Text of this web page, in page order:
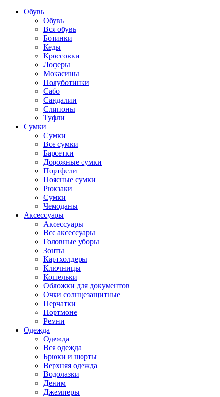
Обувь
Обувь
Вся обувь
Ботинки
Кеды
Кроссовки
Лоферы
Мокасины
Полуботинки
Сабо
Сандалии
Слипоны
Туфли
Сумки
Сумки
Все сумки
Барсетки
Дорожные сумки
Портфели
Поясные сумки
Рюкзаки
Сумки
Чемоданы
Аксессуары
Аксессуары
Все аксессуары
Головные уборы
Зонты
Картхолдеры
Ключницы
Кошельки
Обложки для документов
Очки солнцезащитные
Перчатки
Портмоне
Ремни
Одежда
Одежда
Вся одежда
Брюки и шорты
Верхняя одежда
Водолазки
Деним
Джемперы